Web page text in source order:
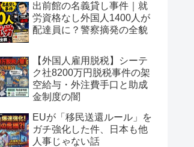
出前館の名義貸し事件｜就
労資格なし外国人1400人が
配達員に？警察摘発の全貌
【外国人雇用脱税】シーテ
ク社8200万円脱税事件の架
空給与・外注費手口と助成
金制度の闇
EUが「移民送還ルール」を
ガチ強化した件、日本も他
人事じゃない話